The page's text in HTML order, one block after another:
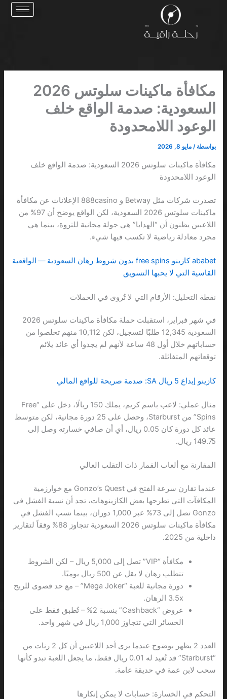
مكافأة ماكينات سلوتس 2026
السعودية: صدمة الواقع خلف
الوعود اللامحدودة
بواسطة /مايو 8, 2026
مكافأة ماكينات سلوتس 2026 السعودية: صدمة الواقع خلف
الوعود اللامحدودة
تصدرت شركات مثل Betway و 888casino الإعلانات عن مكافأة
ماكينات سلوتس 2026 السعودية، لكن الواقع يوضح أن 97% من
اللاعبين يظنون أن “الهدايا” هي جولة مجانية للثروة، بينما هي
مجرد معادلة رياضية لا تكسب فيها شيء.
ababet كازينو free spins بدون شروط رهان السعودية — الواقعية
القاسية التي لا يحبها التسويق
نقطة التحليل: الأرقام التي لا تُروى في الحملات
في شهر فبراير، استقبلت حملة مكافأة ماكينات سلوتس 2026
السعودية 12,345 طلبًا لتسجيل، لكن 10,112 منهم تخلصوا من
حساباتهم خلال أول 48 ساعة لأنهم لم يجدوا أي عائد يلائم
توقعاتهم المتفائلة.
كازينو إيداع 5 ريال SA: صدمة صريحة للواقع المالي
مثال عملي: لاعب باسم كريم، يملك 150 ريالًا، دخل على “Free
Spins” من Starburst، وحصل على 25 دورة مجانية، لكن متوسط
عائد كل دورة كان 0.05 ريال، أي أن صافي خسارته وصل إلى
149.75 ريال.
المقارنة مع ألعاب القمار ذات التقلب العالي
عندما تقارن سرعة الفتح في Gonzo’s Quest مع خوارزمية
المكافآت التي تطرحها بعض الكازينوهات، تجد أن نسبة الفشل في
Gonzo تصل إلى 73% عبر 1,000 دوران، بينما نسب الفشل في
مكافأة ماكينات سلوتس 2026 السعودية تتجاوز 88% وفقاً لتقارير
داخلية من 2025.
مكافأة “VIP” تصل إلى 5,000 ريال – لكن الشروط
تتطلب رهان لا يقل عن 500 ريال يوميًا.
دورة مجانية للعبة “Mega Joker” – مع حد قصوى للربح
3.5x الرهان.
عروض “Cashback” بنسبة 2% – تُطبق فقط على
الخسائر التي تتجاوز 1,000 ريال في شهر واحد.
العدد 2 يظهر بوضوح عندما يرى أحد اللاعبين أن كل 2 رنات من
“Starburst” قد تُعيد له 0.01 ريال فقط، ما يجعل اللعبة تبدو كأنها
سحب لابن عمة في حديقة عامة.
التحكم في الخسارة: حسابات لا يمكن إنكارها